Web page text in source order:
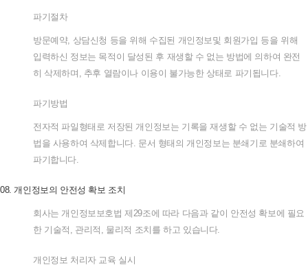
파기절차
방문예약, 상담신청 등을 위해 수집된 개인정보및 회원가입 등을 위해
입력하신 정보는 목적이 달성된 후 재생할 수 없는 방법에 의하여 완전
히 삭제하며 , 추후 열람이나 이용이 불가능한 상태로 파기됩니다.
파기방법
전자적 파일형태로 저장된 개인정보는 기록을 재생할 수 없는 기술적 방
법을 사용하여 삭제합니다. 문서 형태의 개인정보는 분쇄기로 분쇄하여
파기합니다.
08.개인정보의 안전성 확보 조치
회사는 개인정보보호법 제29조에 따라 다음과 같이 안전성 확보에 필요
한 기술적 , 관리적 , 물리적 조치를 하고 있습니다.
개인정보 처리자 교육 실시